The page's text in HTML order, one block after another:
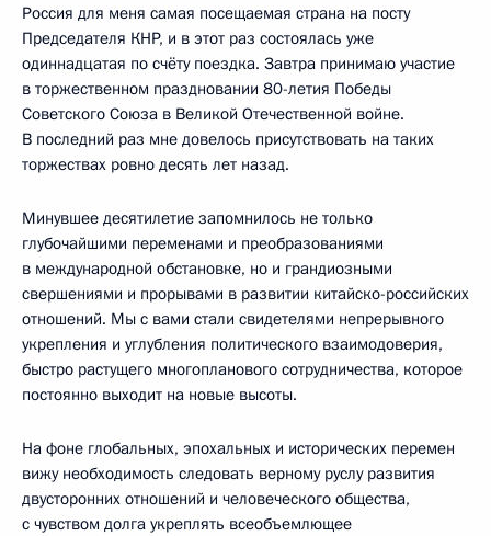
Россия для меня самая посещаемая страна на посту
Председателя КНР, и в этот раз состоялась уже
одиннадцатая по счёту поездка. Завтра принимаю участие
в торжественном праздновании 80-летия Победы
Советского Союза в Великой Отечественной войне.
В последний раз мне довелось присутствовать на таких
торжествах ровно десять лет назад.
Минувшее десятилетие запомнилось не только
глубочайшими переменами и преобразованиями
в международной обстановке, но и грандиозными
свершениями и прорывами в развитии китайско-российских
отношений. Мы с вами стали свидетелями непрерывного
укрепления и углубления политического взаимодоверия,
быстро растущего многопланового сотрудничества, которое
постоянно выходит на новые высоты.
На фоне глобальных, эпохальных и исторических перемен
вижу необходимость следовать верному руслу развития
двусторонних отношений и человеческого общества,
с чувством долга укреплять всеобъемлющее